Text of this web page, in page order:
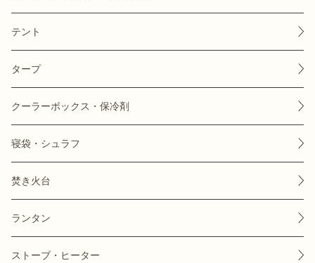
テント
タープ
クーラーボックス・保冷剤
寝袋・シュラフ
焚き火台
ランタン
ストーブ・ヒーター
おすすめ特集
キャンプ用品
キャンプ場